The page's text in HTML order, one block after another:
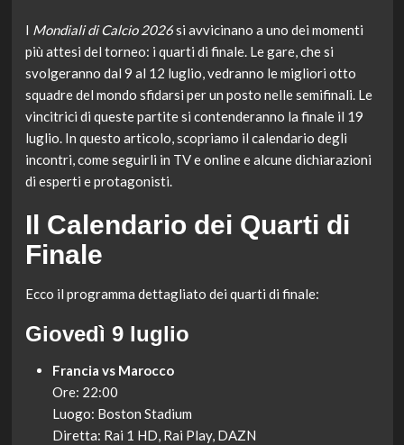
I Mondiali di Calcio 2026si avvicinano a uno dei momenti
più attesi del torneo: i quarti di finale. Le gare, che si
svolgeranno dal 9 al 12 luglio, vedranno le migliori otto
squadre del mondo sfidarsi per un posto nelle semifinali. Le
vincitrici di queste partite si contenderanno la finale il 19
luglio. In questo articolo, scopriamo il calendario degli
incontri, come seguirli in TV e online e alcune dichiarazioni
di esperti e protagonisti.
Il Calendario dei Quarti di
Finale
Ecco il programma dettagliato dei quarti di finale:
Giovedì 9 luglio
Francia vs Marocco
Ore: 22:00
Luogo: Boston Stadium
Diretta: Rai 1 HD, Rai Play, DAZN